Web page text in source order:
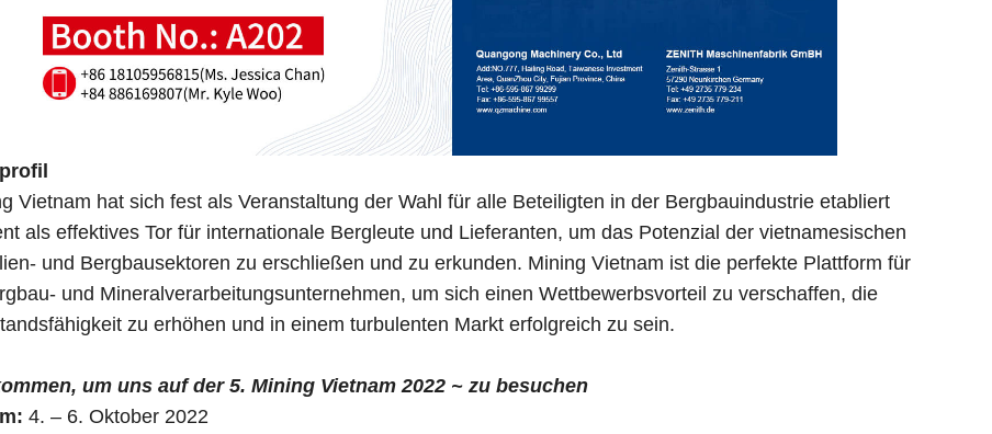
Vietnam hat sich fest als Veranstaltung der Wahl für alle Beteiligten in der Bergbauindustrie etabliert
als effektives Tor für internationale Bergleute und Lieferanten, um das Potenzial der vietnamesischen
und Bergbausektoren zu erschließen und zu erkunden. Mining Vietnam ist die perfekte Plattform für
und Mineralverarbeitungsunternehmen, um sich einen Wettbewerbsvorteil zu verschaffen, die
zu erhöhen und in einem turbulenten Markt erfolgreich zu sein.
um uns auf der 5. Mining Vietnam 2022 ~ zu besuchen
4. – 6. Oktober 2022